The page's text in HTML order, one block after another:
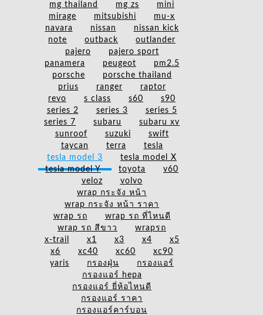
mg thailand
mg zs
mini
mirage
mitsubishi
mu-x
navara
nissan
nissan kick
note
outback
outlander
pajero
pajero sport
panamera
peugeot
pm2.5
porsche
porsche thailand
prius
ranger
raptor
revo
s class s60
s90
series 2
series 3
series 5
series 7
subaru
subaru xv
sunroof
suzuki
swift
taycan
terra
tesla
tesla model 3
tesla model X
tesla model Y
toyota
v60
veloz
volvo
wrap กระจัง หน้า
wrap กระจัง หน้า ราคา
wrap รถ
wrap รถ ที่ไหนดี
wrap รถ สีขาว
wrapรถ
x-trail
x1 x3 x4
x5
x6
xc40 xc60
xc90
yaris
กรองฝุ่น
กรองแอร์
กรองแอร์ hepa
กรองแอร์ ยี่ห้อไหนดี
กรองแอร์ ราคา
กรองแอร์คาร์บอน